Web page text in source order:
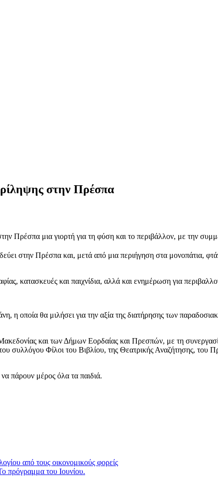
στην Πρέσπα
Πρέσπα μια γιορτή για τη φύση και το περιβάλλον, με την
στην Πρέσπα και, μετά από μια περιήγηση στα μονοπάτια,
κατασκευές και παιχνίδια, αλλά και ενημέρωση για
η οποία θα μιλήσει για την αξία της διατήρησης των
και των Δήμων Εορδαίας και Πρεσπών, με τη
συλλόγου Φίλοι του Βιβλίου, της Θεατρικής Αναζήτησης,
πάρουν μέρος όλα τα παιδιά.
από τους οικονομικούς φορείς
του Ιουνίου.